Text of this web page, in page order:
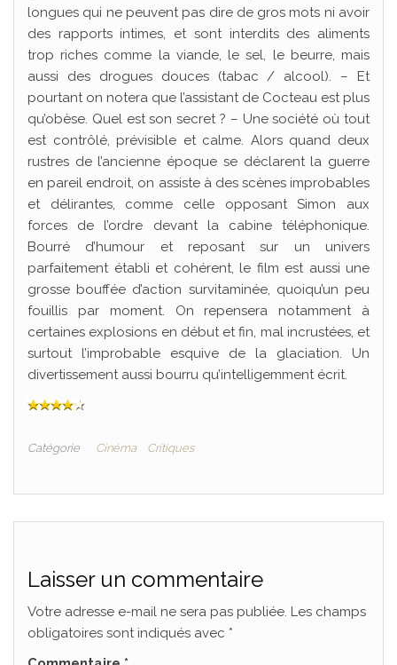
longues qui ne peuvent pas dire de gros mots ni avoir
des rapports intimes, et sont interdits des aliments
trop riches comme la viande, le sel, le beurre, mais
aussi des drogues douces (tabac / alcool). – Et
pourtant on notera que l’assistant de Cocteau est plus
qu’obèse. Quel est son secret ? – Une société où tout
est contrôlé, prévisible et calme. Alors quand deux
rustres de l’ancienne époque se déclarent la guerre
en pareil endroit, on assiste à des scènes improbables
et délirantes, comme celle opposant Simon aux
forces de l’ordre devant la cabine téléphonique.
Bourré d’humour et reposant sur un univers
parfaitement établi et cohérent, le film est aussi une
grosse bouffée d’action survitaminée, quoiqu’un peu
fouillis par moment. On repensera notamment à
certaines explosions en début et fin, mal incrustées, et
surtout l’improbable esquive de la glaciation. Un
divertissement aussi bourru qu’intelligemment écrit.
Catégorie Cinéma Critiques
Laisser un commentaire
Votre adresse e-mail ne sera pas publiée. Les champs
obligatoires sont indiqués avec *